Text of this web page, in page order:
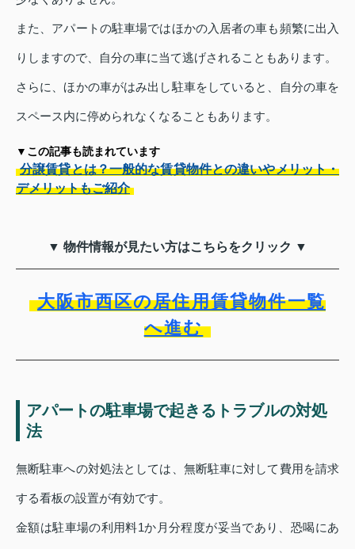
また、アパートの駐車場ではほかの入居者の車も頻繁に出入
りしますので、自分の車に当て逃げされることもあります。
さらに、ほかの車がはみ出し駐車をしていると、自分の車を
スペース内に停められなくなることもあります。
▼この記事も読まれています
分譲賃貸とは？一般的な賃貸物件との違いやメリット・
デメリットもご紹介
▼ 物件情報が見たい方はこちらをクリック ▼
大阪市西区の居住用賃貸物件一覧
へ進む
アパートの駐車場で起きるトラブルの対処
法
無断駐車への対処法としては、無断駐車に対して費用を請求
する看板の設置が有効です。
金額は駐車場の利用料1か月分程度が妥当であり、恐喝にあ